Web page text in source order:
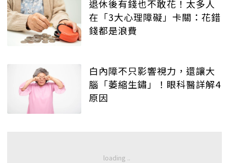
退休後有錢也不敢花！太多人
在「3大心理障礙」卡關：花錯
錢都是浪費
白內障不只影響視力，還讓大
腦「萎縮生鏽」！眼科醫詳解4
原因